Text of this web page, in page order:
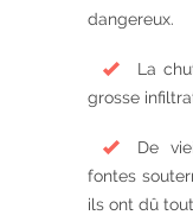
dangereux.
La
grosse
De
fontes
ils ont dû